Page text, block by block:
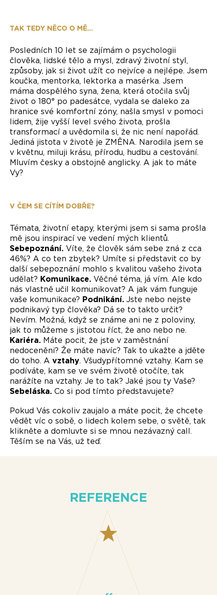
TAK TEDY NĚCO O MĚ…
Posledních 10 let se zajímám o psychologii
člověka, lidské tělo a mysl, zdravý životní styl,
způsoby, jak si život užít co nejvíce a nejlépe. Jsem
koučka, mentorka, lektorka a masérka. Jsem
máma dospělého syna, žena, která otočila svůj
život o 180° po padesátce, vydala se daleko za
hranice své komfortní zóny, našla smysl v pomoci
lidem, žije vyšší level svého života, prošla
transformací a uvědomila si, že nic není napořád.
Jediná jistota v životě je ZMĚNA. Narodila jsem se
v květnu, miluji krásu, přírodu, hudbu a cestování.
Mluvím česky a obstojně anglicky. A jak to máte
Vy?
V ČEM SE CÍTÍM DOBŘE?
Témata, životní etapy, kterými jsem si sama prošla
mě jsou inspirací ve vedení mých klientů.
Sebepoznání. Víte, že člověk sám sebe zná z cca
46%? A co ten zbytek? Umíte si představit co by
další sebepoznání mohlo s kvalitou vašeho života
udělat? Komunikace. Věčné téma, já vím. Ale kdo
nás vlastně učil komunikovat? A jak vám funguje
vaše komunikace? Podnikání. Jste nebo nejste
podnikavý typ člověka? Dá se to takto určit?
Nevím. Možná, když se známe ani ne z poloviny,
jak to můžeme s jistotou říct, že ano nebo ne.
Kariéra. Máte pocit, že jste v zaměstnání
nedoceněni? Že máte navíc? Tak to ukažte a jděte
do toho. A vztahy. Všudypřítomné vztahy. Kam se
podíváte, kam se ve svém životě otočíte, tak
narážíte na vztahy. Je to tak? Jaké jsou ty Vaše?
Sebeláska. Co si pod tímto představujete?
Pokud Vás cokoliv zaujalo a máte pocit, že chcete
vědět víc o sobě, o lidech kolem sebe, o světě, tak
klikněte a domluvte si se mnou nezávazný call.
Těším se na Vás, už teď.
REFERENCE